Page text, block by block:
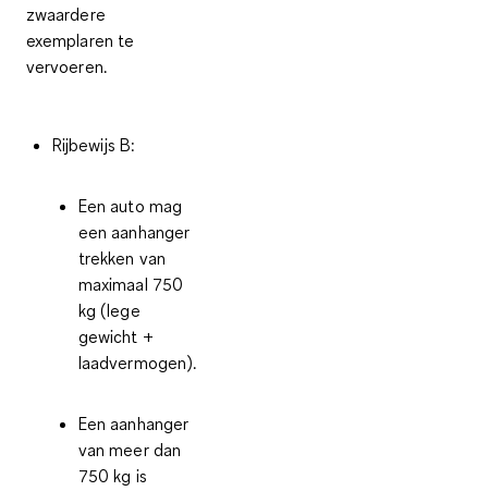
zwaardere
exemplaren te
vervoeren.
Rijbewijs B:
Een auto mag
een aanhanger
trekken van
maximaal 750
kg (lege
gewicht +
laadvermogen).
Een aanhanger
van meer dan
750 kg is